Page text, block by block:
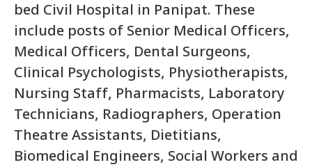
bed Civil Hospital in Panipat. These
include posts of Senior Medical Officers,
Medical Officers, Dental Surgeons,
Clinical Psychologists, Physiotherapists,
Nursing Staff, Pharmacists, Laboratory
Technicians, Radiographers, Operation
Theatre Assistants, Dietitians,
Biomedical Engineers, Social Workers and